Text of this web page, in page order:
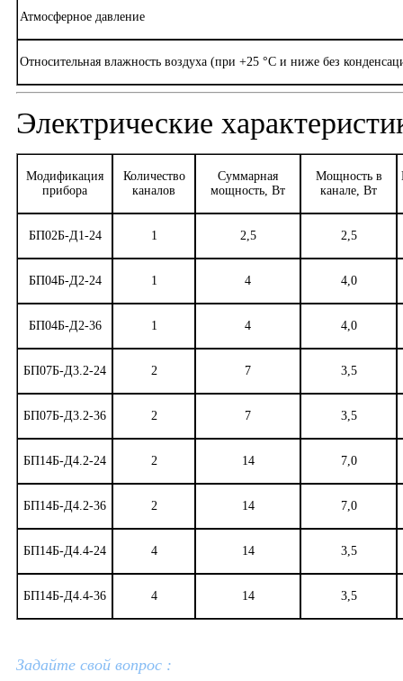
Атмосферное давление
Относительная влажность воздуха (при +25 °С и ниже без
Электрические
Модификация
прибора
Количество
каналов
Суммарная
мощность, Вт
Мощность в
канале, Вт
БП02Б-Д1-24 1 2,5 2,5
БП04Б-Д2-24 1 4 4,0
БП04Б-Д2-36 1 4 4,0
БП07Б-Д3.2-24 2 7 3,5
БП07Б-Д3.2-36 2 7 3,5
БП14Б-Д4.2-24 2 14 7,0
БП14Б-Д4.2-36 2 14 7,0
БП14Б-Д4.4-24 4 14 3,5
БП14Б-Д4.4-36 4 14 3,5
Задайте свой вопрос :